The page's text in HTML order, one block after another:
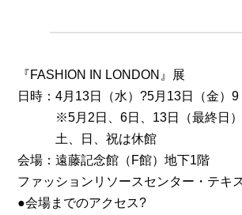
『FASHION IN LONDON』展
日時：4月13日（水）?5月13日（金）
※5月2日、6日、13日（最終日）
土、日、祝は休館
会場：遠藤記念館（F館）地下1階
ファッションリソースセンター・テキ
●会場までのアクセス?